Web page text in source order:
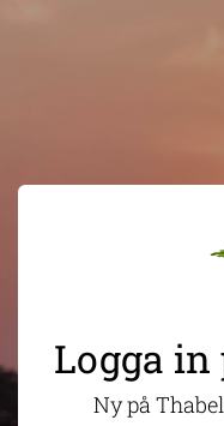
Logga in
Ny på